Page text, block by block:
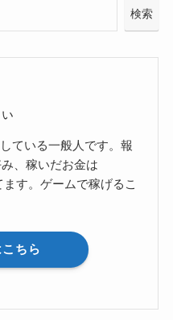
検索
ている一般人です。報
、稼いだお金は
す。ゲームで稼げるこ
ちら